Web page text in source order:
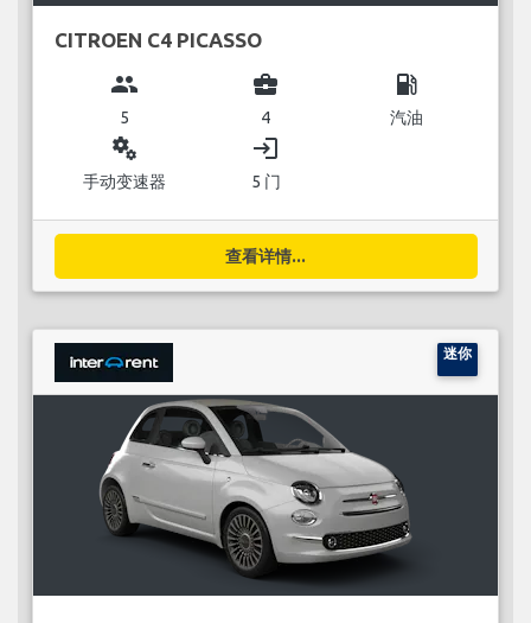
CITROEN C4 PICASSO
group
5
business_center
4
local_gas_station
汽油
miscellaneous_services
手动变速器
login
5 门
查看详情...
迷你